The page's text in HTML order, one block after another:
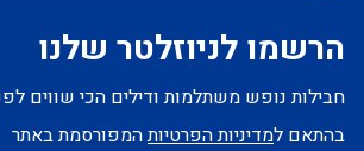
הרשמו לניוזלטר שלנו
חבילות נופש משתלמות ודילים הכי שווים
בהתאם למדיניות הפרטיותהמפורסמת באתר